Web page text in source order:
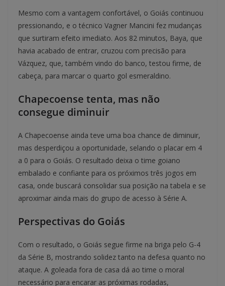
Mesmo com a vantagem confortável, o Goiás continuou
pressionando, e o técnico Vagner Mancini fez mudanças
que surtiram efeito imediato. Aos 82 minutos, Baya, que
havia acabado de entrar, cruzou com precisão para
Vázquez, que, também vindo do banco, testou firme, de
cabeça, para marcar o quarto gol esmeraldino.
Chapecoense tenta, mas não
consegue diminuir
A Chapecoense ainda teve uma boa chance de diminuir,
mas desperdiçou a oportunidade, selando o placar em 4
a 0 para o Goiás. O resultado deixa o time goiano
embalado e confiante para os próximos três jogos em
casa, onde buscará consolidar sua posição na tabela e se
aproximar ainda mais do grupo de acesso à Série A.
Perspectivas do Goiás
Com o resultado, o Goiás segue firme na briga pelo G-4
da Série B, mostrando solidez tanto na defesa quanto no
ataque. A goleada fora de casa dá ao time o moral
necessário para encarar as próximas rodadas,